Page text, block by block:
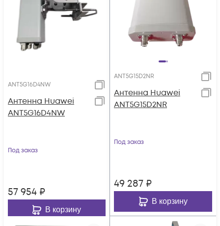
ANT5G16D4NW
Антенна Huawei
ANT5G16D4NW
Под заказ
57 954 ₽
В корзину
ANT5G15D2NR
Антенна Huawei
ANT5G15D2NR
Под заказ
49 287 ₽
В корзину